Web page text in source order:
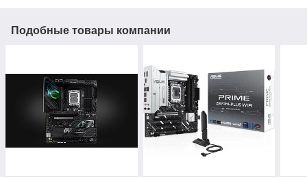
Подобные товары компании